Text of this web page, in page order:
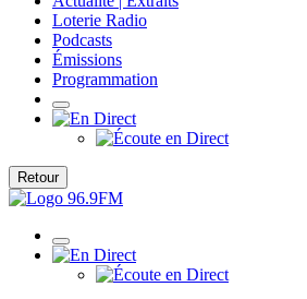
Loterie Radio
Podcasts
Émissions
Programmation
Retour